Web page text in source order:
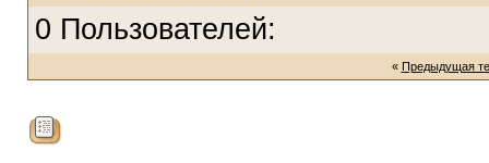
0 Пользователей:
« Предыдущая